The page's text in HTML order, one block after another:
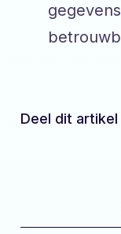
Deel dit artikel